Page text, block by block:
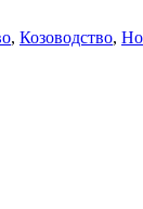
, Козоводство,